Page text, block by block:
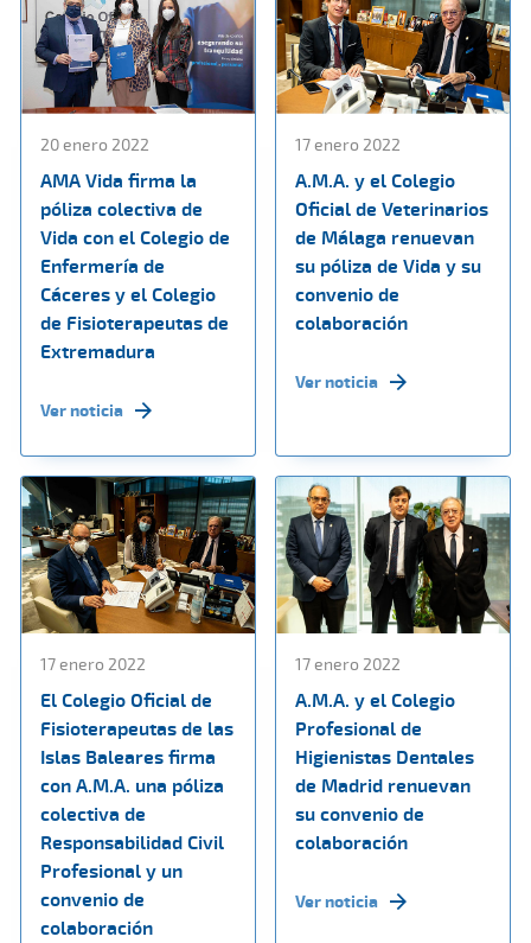
20 enero 2022
AMA Vida firma la
póliza colectiva de
Vida con el Colegio de
Enfermería de
Cáceres y el Colegio
de Fisioterapeutas de
Extremadura
Ver noticia
17 enero 2022
A.M.A. y el Colegio
Oficial de Veterinarios
de Málaga renuevan
su póliza de Vida y su
convenio de
colaboración
Ver noticia
17 enero 2022
El Colegio Oficial de
Fisioterapeutas de las
Islas Baleares firma
con A.M.A. una póliza
colectiva de
Responsabilidad Civil
Profesional y un
convenio de
colaboración
17 enero 2022
A.M.A. y el Colegio
Profesional de
Higienistas Dentales
de Madrid renuevan
su convenio de
colaboración
Ver noticia